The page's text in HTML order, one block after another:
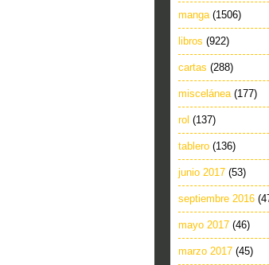
manga (1506)
libros (922)
cartas (288)
miscelánea (177)
rol (137)
tablero (136)
junio 2017 (53)
septiembre 2016
mayo 2017 (46)
marzo 2017 (45)